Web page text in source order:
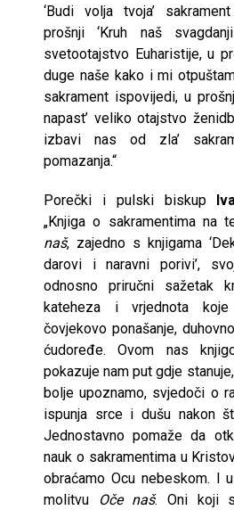
‘Budi volja tvoja’
prošnji ‘Kruh naš
svetootajstvo Euharistije, u
duge naše kako i mi
sakrament ispovijedi, u
napast’ veliko otajstvo
izbavi nas od zla’
pomazanja.“
Porečki i pulski biskup
„Knjiga o sakramentima na
naš, zajedno s knjigama
darovi i naravni porivi’,
odnosno priručni sažetak
kateheza i vrjednota
čovjekovo ponašanje,
ćudoređe. Ovom nas
pokazuje nam put gdje
bolje upoznamo, svjedoči o
ispunja srce i dušu nakon
Jednostavno pomaže da
nauk o sakramentima u
obraćamo Ocu nebeskom. I
molitvu
Oče naš. Oni koji